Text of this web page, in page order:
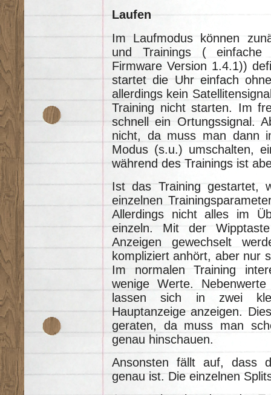
Laufen
Im Laufmodus können
und Trainings ( einfache
Firmware Version 1.4.1))
startet die Uhr einfach
allerdings kein
Training nicht starten. Im
schnell ein Ortungssignal.
nicht, da muss man dann
Modus (s.u.) umschalten,
während des Trainings ist
Ist das Training gestartet,
einzelnen
Allerdings nicht alles im
einzeln. Mit der
Anzeigen gewechselt
kompliziert anhört, aber nur
Im normalen Training
wenige Werte.
lassen sich in zwei
Hauptanzeige anzeigen.
geraten, da muss man
genau hinschauen.
Ansonsten fällt auf, dass
genau ist. Die einzelnen